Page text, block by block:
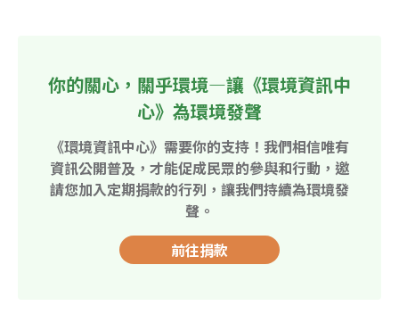
你的關心，關乎環境—讓《環境資訊中
心》為環境發聲
《環境資訊中心》需要你的支持！我們相信唯有
資訊公開普及，才能促成民眾的參與和行動，邀
請您加入定期捐款的行列，讓我們持續為環境發
聲。
前往捐款